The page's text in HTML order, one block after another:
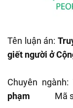
Tên luận án:
giết người ở
Chuyên ngành:
phạm
Mã